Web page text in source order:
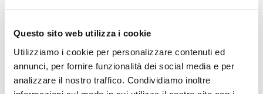
Questo sito web utilizza i cookie
Utilizziamo i cookie per personalizzare contenuti ed
annunci, per fornire funzionalità dei social media e per
analizzare il nostro traffico. Condividiamo inoltre
testimonianza e allontanamento volatili
necessario